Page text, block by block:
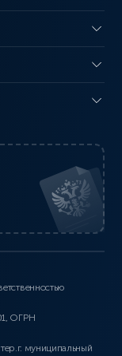
ОГРН
муниципальный